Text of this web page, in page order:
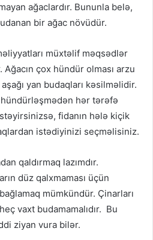
ağaclardır. Bununla belə,
bir ağac növüdür.
müxtəlif məqsədlər
çox hündür olması arzu
yan budaqları kəsilməlidir.
hündürləşmədən hər tərəfə
fidanın hələ kiçik
istədiyinizi seçməlisiniz.
qaldırmaq lazımdır.
düz qalxmaması üçün
mümkündür. Çinarları
vaxt budamamalıdır. Bu
ziyan vura bilər.